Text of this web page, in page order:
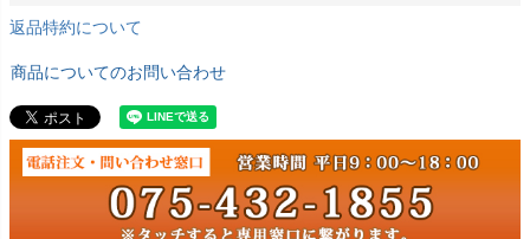
返品特約について
商品についてのお問い合わせ